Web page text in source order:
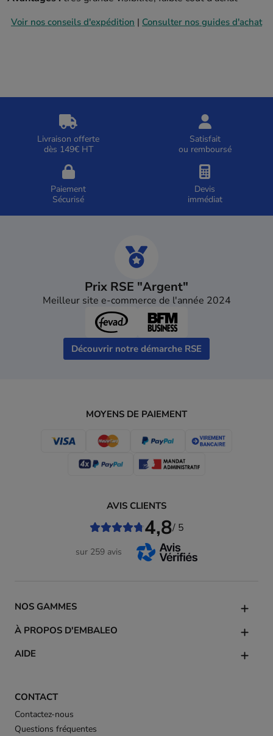
Voir nos conseils d'expédition | Consulter nos guides d'achat
Livraison offerte
dès 149€ HT
Satisfait
ou remboursé
Paiement
Sécurisé
Devis
immédiat
Prix RSE "Argent"
Meilleur site e-commerce de l'année 2024
Découvrir notre démarche RSE
MOYENS DE PAIEMENT
CONTACT
Contactez-nous
Questions fréquentes
NOS GAMMES
À PROPOS D'EMBALEO
AIDE
AVIS CLIENTS
4,8/ 5
sur 259 avis